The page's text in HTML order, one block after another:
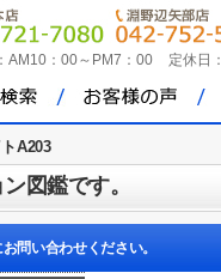
AM10：00～PM7：00 定休日：
A203
図鑑です。
問い合わせください。